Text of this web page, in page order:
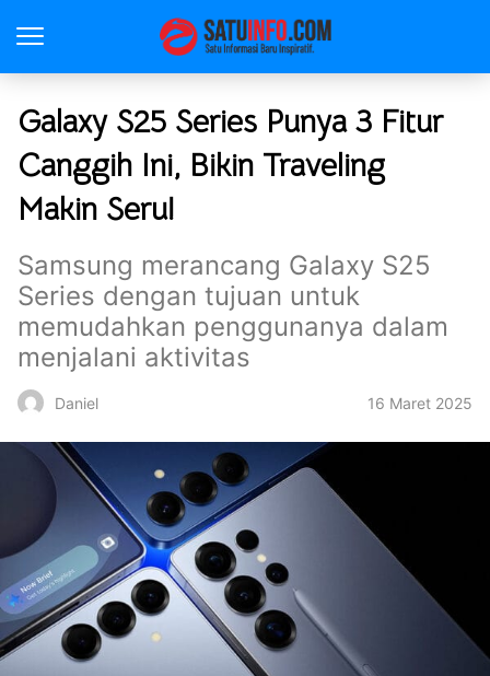
Galaxy S25 Series Punya 3 Fitur
Canggih Ini, Bikin Traveling
Makin Seru!
Samsung merancang Galaxy S25
Series dengan tujuan untuk
memudahkan penggunanya dalam
menjalani aktivitas
Daniel 16 Maret 2025